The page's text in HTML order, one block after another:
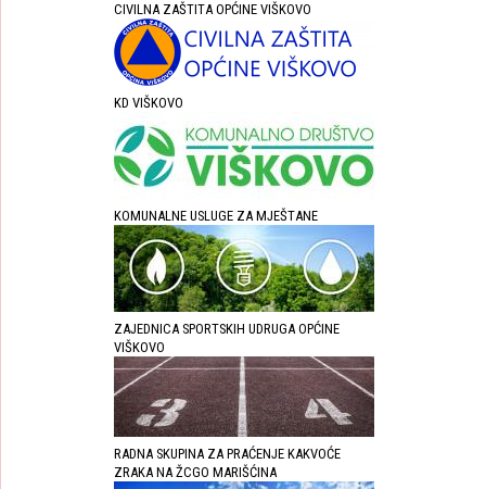
CIVILNA ZAŠTITA OPĆINE VIŠKOVO
KD VIŠKOVO
KOMUNALNE USLUGE ZA MJEŠTANE
ZAJEDNICA SPORTSKIH UDRUGA OPĆINE
VIŠKOVO
RADNA SKUPINA ZA PRAĆENJE KAKVOĆE
ZRAKA NA ŽCGO MARIŠĆINA